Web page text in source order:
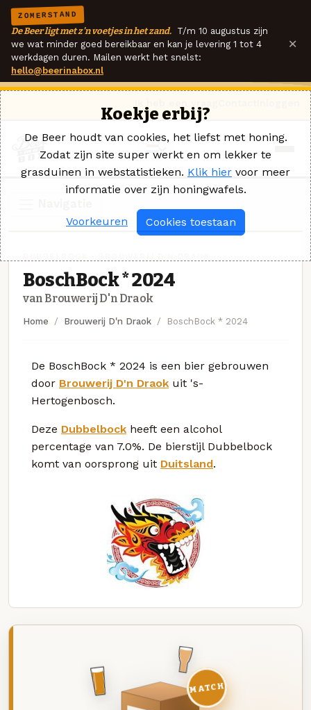
ZOMERSTAND
De Beer ligt met z'n voetjes in het zand. T/m 10 augustus zijn
we wat minder goed bereikbaar en kan je levering 1 tot 4
werkdagen duren. Mailen werkt het snelst:
hello@beerinabox.nl
×
BoschBock * 2024
van Brouwerij D'n Draok
Home Brouwerij D'n Draok BoschBock * 2024
De BoschBock * 2024 is een bier gebrouwen
door Brouwerij D'n Draok uit 's-
Hertogenbosch.
Deze Dubbelbock heeft een alcohol
percentage van 7.0%. De bierstijl Dubbelbock
komt van oorsprong uit Duitsland.
MATCH
Koekje erbij?
De Beer houdt van cookies, het liefst met honing.
Zodat zijn site super werkt en om lekker te
grasduinen in webstatistieken. Klik hier voor meer
informatie over zijn honingwafels.
Voorkeuren Cookies toestaan